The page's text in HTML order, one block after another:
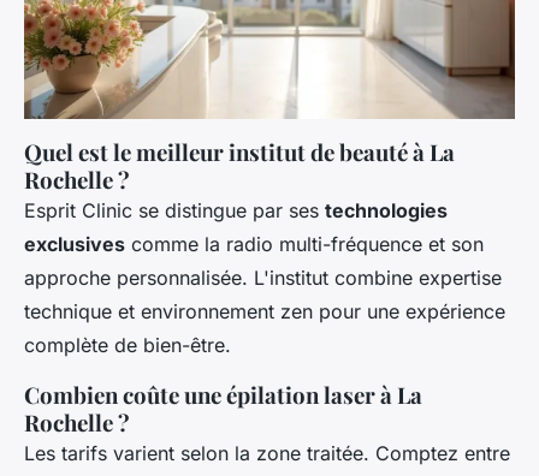
Quel est le meilleur institut de beauté à La
Rochelle ?
Esprit Clinic se distingue par ses technologies
exclusives comme la radio multi-fréquence et son
approche personnalisée. L'institut combine expertise
technique et environnement zen pour une expérience
complète de bien-être.
Combien coûte une épilation laser à La
Rochelle ?
Les tarifs varient selon la zone traitée. Comptez entre